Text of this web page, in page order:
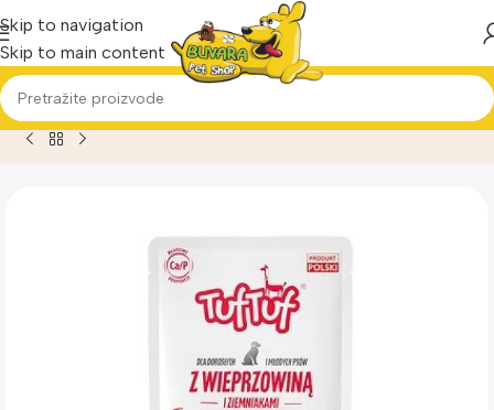
Skip to navigation
Skip to main content
Home Proizvod Tuf Tuf Svinjetina Krompir sos za pse 500gr